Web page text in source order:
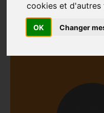
cookies et d'autres
OK Changer